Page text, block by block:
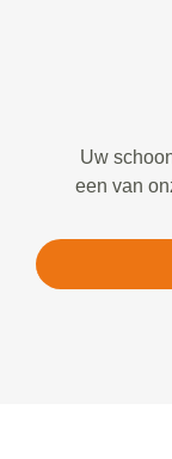
Uw
een van